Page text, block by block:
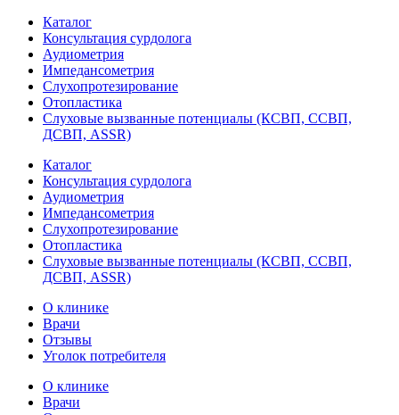
Каталог
Консультация сурдолога
Аудиометрия
Импедансометрия
Слухопротезирование
Отопластика
Слуховые вызванные потенциалы (КСВП, ССВП,
ДСВП, ASSR)
Каталог
Консультация сурдолога
Аудиометрия
Импедансометрия
Слухопротезирование
Отопластика
Слуховые вызванные потенциалы (КСВП, ССВП,
ДСВП, ASSR)
О клинике
Врачи
Отзывы
Уголок потребителя
О клинике
Врачи